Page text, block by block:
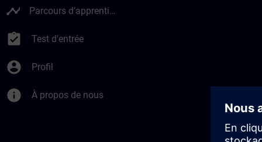
timeline Parcours d’apprentissage
assignment_turned_in Test d'entrée
account_circle Profil
info À propos de nous